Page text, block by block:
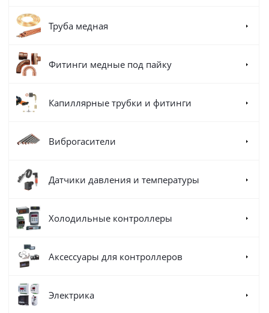
Труба медная
Фитинги медные под пайку
Капиллярные трубки и фитинги
Виброгасители
Датчики давления и температуры
Холодильные контроллеры
Аксессуары для контроллеров
Электрика